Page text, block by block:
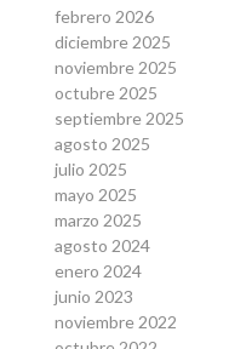
febrero 2026
diciembre 2025
noviembre 2025
octubre 2025
septiembre 2025
agosto 2025
julio 2025
mayo 2025
marzo 2025
agosto 2024
enero 2024
junio 2023
noviembre 2022